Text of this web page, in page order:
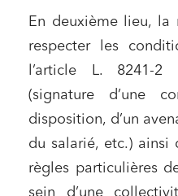
En deuxième lieu,
respecter les
l’article L. 8241-
(signature d’une
disposition, d’un
du salarié, etc.) ainsi
règles particulières
sein d’une